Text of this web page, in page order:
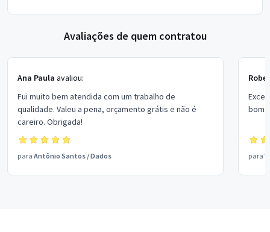
Avaliações de quem contratou
Ana Paula avaliou:
Fui muito bem atendida com um trabalho de
qualidade. Valeu a pena, orçamento grátis e não é
careiro. Obrigada!
para Antônio Santos /Dados
bom
para